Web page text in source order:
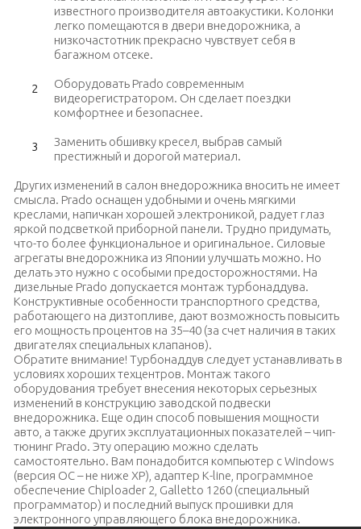
известного производителя автоакустики. Колонки
легко помещаются в двери внедорожника, а
низкочастотник прекрасно чувствует себя в
багажном отсеке.
Оборудовать Prado современным
видеорегистратором. Он сделает поездки
комфортнее и безопаснее.
Заменить обшивку кресел, выбрав самый
престижный и дорогой материал.
Других изменений в салон внедорожника вносить не имеет
смысла. Prado оснащен удобными и очень мягкими
креслами, напичкан хорошей электроникой, радует глаз
яркой подсветкой приборной панели. Трудно придумать,
что-то более функциональное и оригинальное. Силовые
агрегаты внедорожника из Японии улучшать можно. Но
делать это нужно с особыми предосторожностями. На
дизельные Prado допускается монтаж турбонаддува.
Конструктивные особенности транспортного средства,
работающего на дизтопливе, дают возможность повысить
его мощность процентов на 35–40 (за счет наличия в таких
двигателях специальных клапанов).
Обратите внимание! Турбонаддув следует устанавливать в
условиях хороших техцентров. Монтаж такого
оборудования требует внесения некоторых серьезных
изменений в конструкцию заводской подвески
внедорожника. Еще один способ повышения мощности
авто, а также других эксплуатационных показателей – чип-
тюнинг Prado. Эту операцию можно сделать
самостоятельно. Вам понадобится компьютер с Windows
(версия ОС – не ниже ХР), адаптер К-line, программное
обеспечение Chiploader 2, Galletto 1260 (специальный
программатор) и последний выпуск прошивки для
электронного управляющего блока внедорожника.